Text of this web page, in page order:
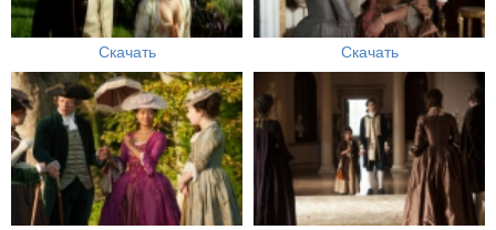
Скачать Скачать